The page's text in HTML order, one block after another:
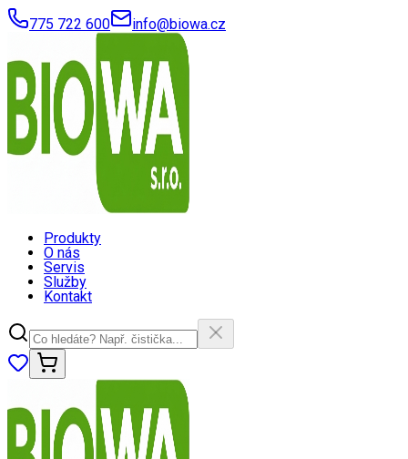
775 722 600 info@biowa.cz
Produkty
O nás
Servis
Služby
Kontakt